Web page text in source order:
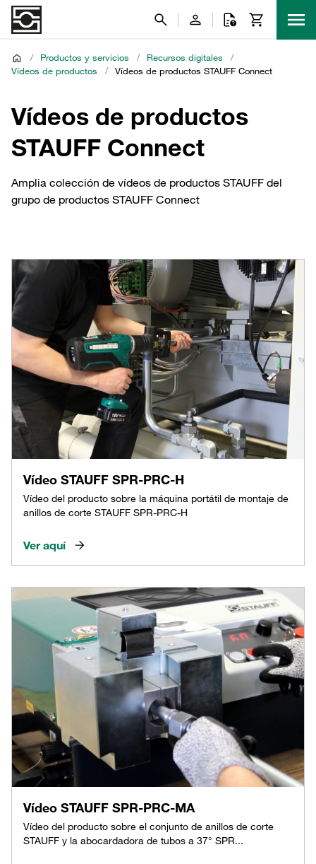
/ Productos y servicios / Recursos digitales
/
Vídeos de productos
/ Vídeos de productos STAUFF Connect
Vídeos de productos
STAUFF Connect
Amplia colección de vídeos de productos STAUFF del
grupo de productos STAUFF Connect
Vídeo STAUFF SPR-PRC-H
Vídeo del producto sobre la máquina portátil de montaje de
anillos de corte STAUFF SPR-PRC-H
Ver aquí
Vídeo STAUFF SPR-PRC-MA
Vídeo del producto sobre el conjunto de anillos de corte
STAUFF y la abocardadora de tubos a 37° SPR...